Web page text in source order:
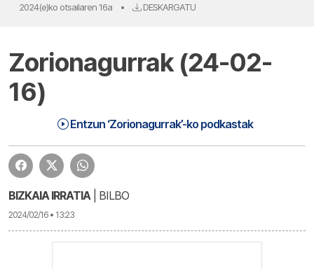
2024(e)ko otsailaren 16a • DESKARGATU
Zorionagurrak (24-02-
16)
Entzun ‘Zorionagurrak’-ko podkastak
1:16:52 Zorionagurrak | Zorionagurrak
BIZKAIA IRRATIA| BILBO
2024/02/16 • 13:23